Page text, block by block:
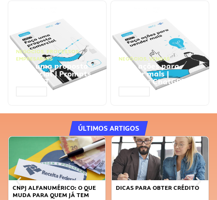
NEGÓCIOS, PROCESSOS
EMPRESARIAIS
Faça uma proposta
comercial | Prompts
ChatGPT
NEGÓCIOS, VENDAS
Faça ações para
vender mais |
Prompts ChatGPT
ÚLTIMOS ARTIGOS
O QUE
QUEM JÁ TEM
DICAS PARA OBTER CRÉDITO
FAÇA A